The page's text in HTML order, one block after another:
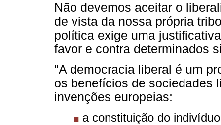
Não devemos aceitar o
de vista da nossa própria
política exige uma
favor e contra determinados
"A democracia liberal é um
os benefícios de sociedades
invenções europeias:
a constituição do